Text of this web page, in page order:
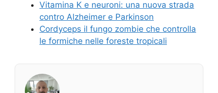
Vitamina K e neuroni: una nuova strada
contro Alzheimer e Parkinson
Cordyceps il fungo zombie che controlla
le formiche nelle foreste tropicali